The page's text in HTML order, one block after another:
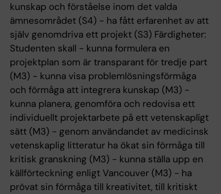
kunskap och förståelse inom det valda
ämnesområdet (S4) - ha fått erfarenhet av att
själv genomdriva ett projekt (S3) Färdigheter:
Studenten skall - kunna formulera en
projektplan som är transparant för tredje part
(M3) - kunna visa problemlösningsförmåga
och förmåga att integrera kunskap (M3) -
kunna planera, genomföra och redovisa ett
individuellt projektarbete på ett vetenskaplígt
sätt (M3) - genom användandet av medicinsk
vetenskaplig litteratur ha ökat sin förmåga till
kritisk granskning (M3) - kunna ställa upp en
källförteckning enligt Vancouver (M3) - ha
prövat sin förmåga till kreativitet, till kritiskt